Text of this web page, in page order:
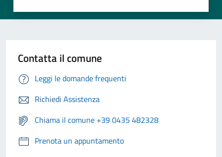
Contatta il comune
Leggi le domande frequenti
Richiedi Assistenza
Chiama il comune +39 0435 482328
Prenota un appuntamento